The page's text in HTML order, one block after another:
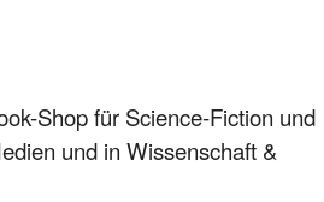
Shop für Science-Fiction und
und in Wissenschaft &